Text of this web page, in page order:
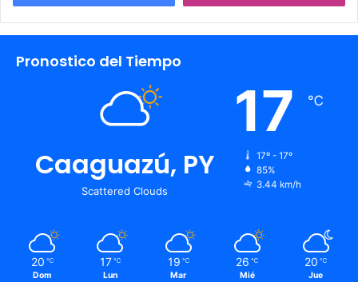
Pronostico del Tiempo
Caaguazú, PY
Scattered Clouds
17 ℃
17º - 17º
85%
3.44 km/h
20 ℃
Dom
17 ℃
Lun
19 ℃
Mar
26 ℃
Mié
20 ℃
Jue